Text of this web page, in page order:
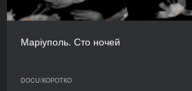
Маріуполь. Сто ночей
DOCU/КОРОТКО